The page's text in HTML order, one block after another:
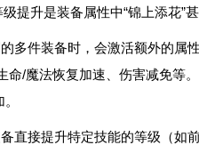
提升是装备属性中“锦上添花”甚
多件装备时，会激活额外的属
命/魔法恢复加速、伤害减免等
直接提升特定技能的等级（如